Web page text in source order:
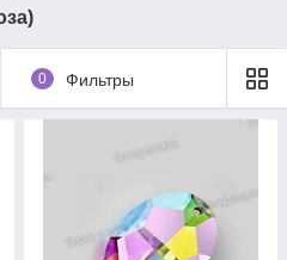
0 Фильтры